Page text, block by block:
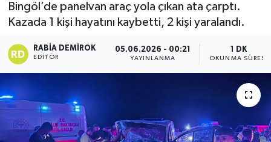
Bingöl’de panelvan araç yola çıkan ata çarptı.
Kazada 1 kişi hayatını kaybetti, 2 kişi yaralandı.
RABIA DEMIROK
EDITÖR
05.06.2026 - 00:21
YAYINLANMA
1 DK
OKUNMA SÜRESI
Sağlık
Teknoloji
Turizm
Kültür - Sanat
Son Dakika Haberleri
Haber Arşivi